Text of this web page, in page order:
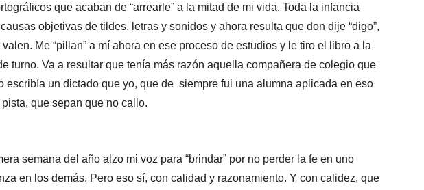
que acaban de “arrearle” a la mitad de mi vida. Toda la infancia
objetivas de tildes, letras y sonidos y ahora resulta que don dije “digo”,
valen. Me “pillan” a mí ahora en ese proceso de estudios y le tiro el libro a la
turno. Va a resultar que tenía más razón aquella compañera de colegio que
escribía un dictado que yo, que de siempre fui una alumna aplicada en eso
que sepan que no callo.
semana del año alzo mi voz para “brindar” por no perder la fe en uno
en los demás. Pero eso sí, con calidad y razonamiento. Y con calidez, que